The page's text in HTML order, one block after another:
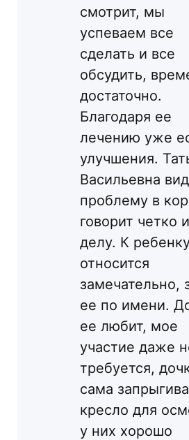
смотрит, мы
успеваем все
сделать и все
обсудить,
достаточно.
Благодаря ее
лечению уже
улучшения.
Васильевна
проблему в
говорит четко
делу. К
относится
замечательно,
ее по имени.
ее любит, мое
участие даже
требуется,
сама
кресло для
у них хорошо